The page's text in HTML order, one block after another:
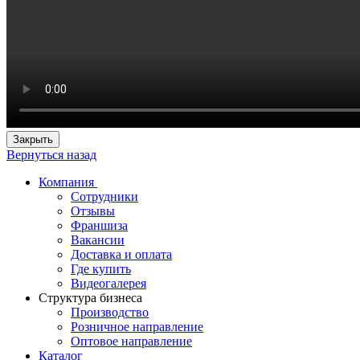
Закрыть
Вернуться назад
Компания
Сотрудники
Отзывы
Франшиза
Вакансии
Доставка и оплата
Где купить
Видеогалерея
Структура бизнеса
Производство
Розничное направление
Оптовое направление
Каталог